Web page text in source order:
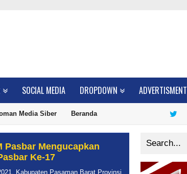
SOCIAL MEDIA DROPDOWN ADVERTISMENT
Media Siber Beranda
Pasbar Mengucapkan
Ke-17
Kabupaten Pasaman Barat Provinsi